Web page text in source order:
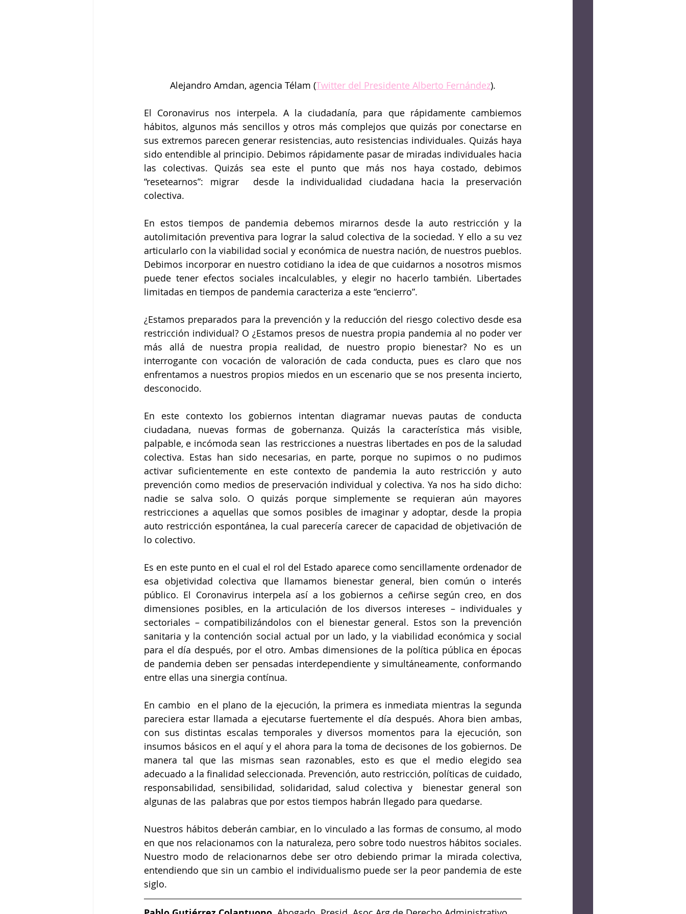
Alejandro Amdan, agencia Télam (Twitter del Presidente Alberto Fernández).
El Coronavirus nos interpela. A la ciudadanía, para que rápidamente cambiemos
hábitos, algunos más sencillos y otros más complejos que quizás por conectarse en
sus extremos parecen generar resistencias, auto resistencias individuales. Quizás haya
sido entendible al principio. Debimos rápidamente pasar de miradas individuales hacia
las colectivas. Quizás sea este el punto que más nos haya costado, debimos
“resetearnos”: migrar  desde la individualidad ciudadana hacia la preservación
colectiva.
En estos tiempos de pandemia debemos mirarnos desde la auto restricción y la
autolimitación preventiva para lograr la salud colectiva de la sociedad. Y ello a su vez
articularlo con la viabilidad social y económica de nuestra nación, de nuestros pueblos.
Debimos incorporar en nuestro cotidiano la idea de que cuidarnos a nosotros mismos
puede tener efectos sociales incalculables, y elegir no hacerlo también. Libertades
limitadas en tiempos de pandemia caracteriza a este “encierro”.
¿Estamos preparados para la prevención y la reducción del riesgo colectivo desde esa
restricción individual? O ¿Estamos presos de nuestra propia pandemia al no poder ver
más allá de nuestra propia realidad, de nuestro propio bienestar? No es un
interrogante con vocación de valoración de cada conducta, pues es claro que nos
enfrentamos a nuestros propios miedos en un escenario que se nos presenta incierto,
desconocido.
En este contexto los gobiernos intentan diagramar nuevas pautas de conducta
ciudadana, nuevas formas de gobernanza. Quizás la característica más visible,
palpable, e incómoda sean  las restricciones a nuestras libertades en pos de la saludad
colectiva. Estas han sido necesarias, en parte, porque no supimos o no pudimos
activar suficientemente en este contexto de pandemia la auto restricción y auto
prevención como medios de preservación individual y colectiva. Ya nos ha sido dicho:
nadie se salva solo. O quizás porque simplemente se requieran aún mayores
restricciones a aquellas que somos posibles de imaginar y adoptar, desde la propia
auto restricción espontánea, la cual parecería carecer de capacidad de objetivación de
lo colectivo.
Es en este punto en el cual el rol del Estado aparece como sencillamente ordenador de
esa objetividad colectiva que llamamos bienestar general, bien común o interés
público. El Coronavirus interpela así a los gobiernos a ceñirse según creo, en dos
dimensiones posibles, en la articulación de los diversos intereses – individuales y
sectoriales – compatibilizándolos con el bienestar general. Estos son la prevención
sanitaria y la contención social actual por un lado, y la viabilidad económica y social
para el día después, por el otro. Ambas dimensiones de la política pública en épocas
de pandemia deben ser pensadas interdependiente y simultáneamente, conformando
entre ellas una sinergia contínua.
En cambio  en el plano de la ejecución, la primera es inmediata mientras la segunda
pareciera estar llamada a ejecutarse fuertemente el día después. Ahora bien ambas,
con sus distintas escalas temporales y diversos momentos para la ejecución, son
insumos básicos en el aquí y el ahora para la toma de decisones de los gobiernos. De
manera tal que las mismas sean razonables, esto es que el medio elegido sea
adecuado a la finalidad seleccionada. Prevención, auto restricción, políticas de cuidado,
responsabilidad, sensibilidad, solidaridad, salud colectiva y  bienestar general son
algunas de las  palabras que por estos tiempos habrán llegado para quedarse.
Nuestros hábitos deberán cambiar, en lo vinculado a las formas de consumo, al modo
en que nos relacionamos con la naturaleza, pero sobre todo nuestros hábitos sociales.
Nuestro modo de relacionarnos debe ser otro debiendo primar la mirada colectiva,
entendiendo que sin un cambio el individualismo puede ser la peor pandemia de este
siglo.